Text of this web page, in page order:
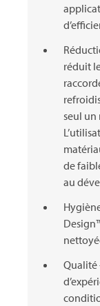
réduit
seul un
de
au
Qualité